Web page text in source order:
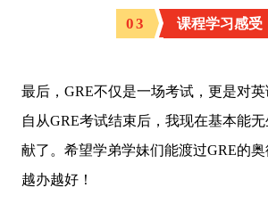
03 课程学习感受
最后，GRE不仅是一场考试，更是对英
自从GRE考试结束后，我现在基本能
献了。希望学弟学妹们能渡过GRE的
越办越好！